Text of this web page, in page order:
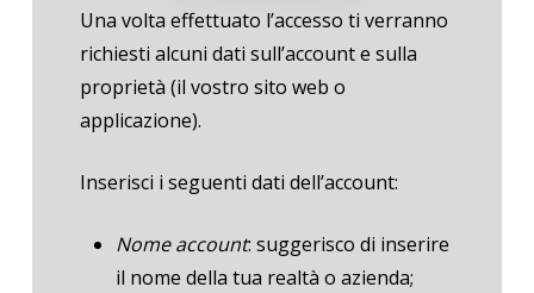
Una volta effettuato l’accesso ti verranno
richiesti alcuni dati sull’account e sulla
proprietà (il vostro sito web o
applicazione).
Inserisci i seguenti dati dell’account:
Nome account: suggerisco di inserire
il nome della tua realtà o azienda;